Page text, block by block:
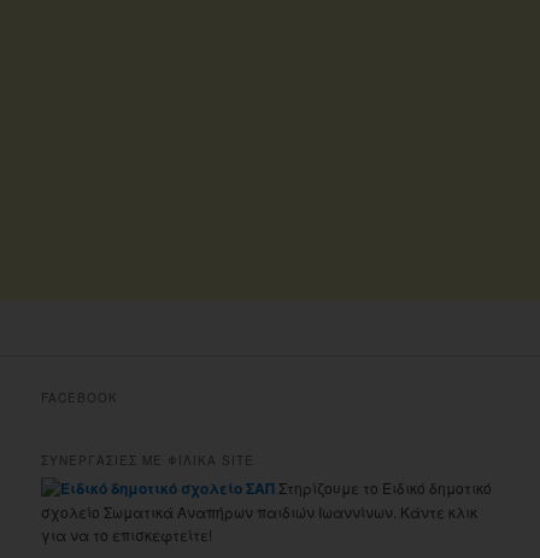
FACEBOOK
ΣΥΝΕΡΓΑΣΙΕΣ ΜΕ ΦΙΛΙΚΑ SITE
Στηρίζουμε το Ειδικό δημοτικό
σχολείο Σωματικά Αναπήρων παιδιών Ιωαννίνων. Κάντε κλικ
για να το επισκεφτείτε!